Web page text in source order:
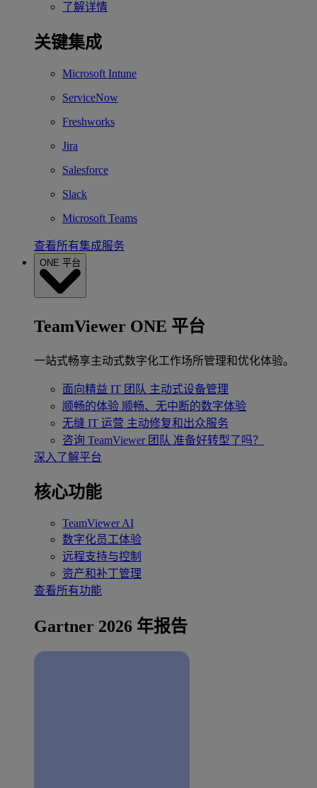
了解详情
关键集成
Microsoft Intune
ServiceNow
Freshworks
Jira
Salesforce
Slack
Microsoft Teams
查看所有集成服务
ONE 平台
TeamViewer ONE 平台
一站式畅享主动式数字化工作场所管理和优化体验。
面向精益 IT 团队 主动式设备管理
顺畅的体验 顺畅、无中断的数字体验
无缝 IT 运营 主动修复和出众服务
咨询 TeamViewer 团队 准备好转型了吗？
深入了解平台
核心功能
TeamViewer AI
数字化员工体验
远程支持与控制
资产和补丁管理
查看所有功能
Gartner 2026 年报告